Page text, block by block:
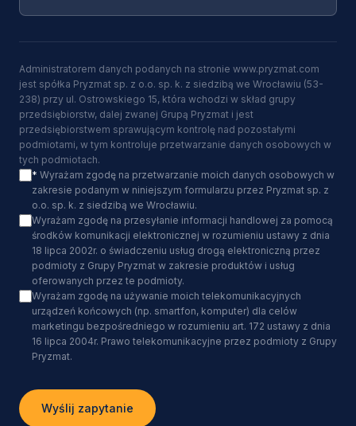
Administratorem danych podanych na stronie www.pryzmat.com
jest spółka Pryzmat sp. z o.o. sp. k. z siedzibą we Wrocławiu (53-
238) przy ul. Ostrowskiego 15, która wchodzi w skład grupy
przedsiębiorstw, dalej zwanej Grupą Pryzmat i jest
przedsiębiorstwem sprawującym kontrolę nad pozostałymi
podmiotami, w tym kontroluje przetwarzanie danych osobowych w
tych podmiotach.
* Wyrażam zgodę na przetwarzanie moich danych osobowych w
zakresie podanym w niniejszym formularzu przez Pryzmat sp. z
o.o. sp. k. z siedzibą we Wrocławiu.
Wyrażam zgodę na przesyłanie informacji handlowej za pomocą
środków komunikacji elektronicznej w rozumieniu ustawy z dnia
18 lipca 2002r. o świadczeniu usług drogą elektroniczną przez
podmioty z Grupy Pryzmat w zakresie produktów i usług
oferowanych przez te podmioty.
Wyrażam zgodę na używanie moich telekomunikacyjnych
urządzeń końcowych (np. smartfon, komputer) dla celów
marketingu bezpośredniego w rozumieniu art. 172 ustawy z dnia
16 lipca 2004r. Prawo telekomunikacyjne przez podmioty z Grupy
Pryzmat.
Wyślij zapytanie